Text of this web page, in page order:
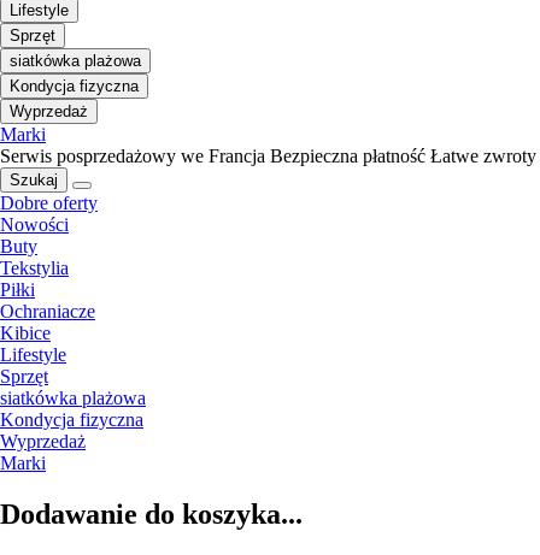
Lifestyle
Sprzęt
siatkówka plażowa
Kondycja fizyczna
Wyprzedaż
Marki
Serwis posprzedażowy we Francja Bezpieczna płatność Łatwe zwroty
Szukaj
Dobre oferty
Nowości
Buty
Tekstylia
Piłki
Ochraniacze
Kibice
Lifestyle
Sprzęt
siatkówka plażowa
Kondycja fizyczna
Wyprzedaż
Marki
Dodawanie do koszyka...